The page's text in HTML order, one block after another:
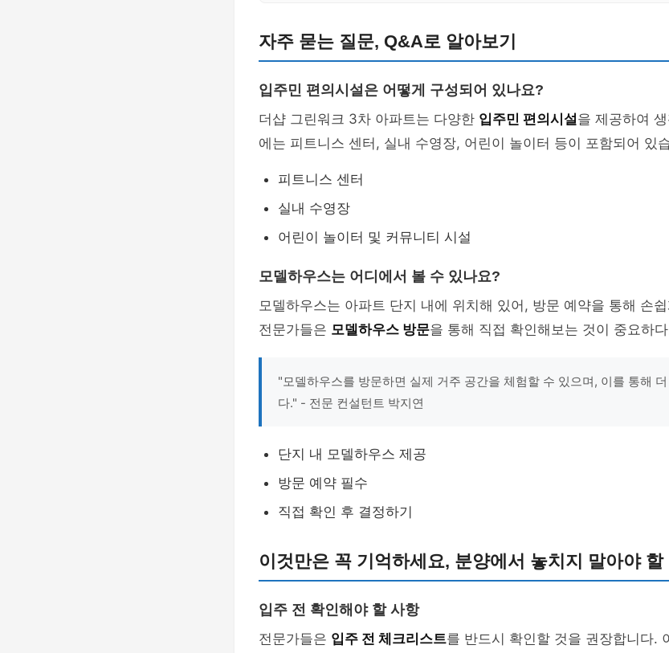
자주 묻는 질문, Q&A로 알아보기
입주민 편의시설은 어떻게 구성되어 있나요?
더샵 그린워크 3차 아파트는 다양한 입주민 편의시설을 제공하여
에는 피트니스 센터, 실내 수영장, 어린이 놀이터 등이 포함되어 있
피트니스 센터
실내 수영장
어린이 놀이터 및 커뮤니티 시설
모델하우스는 어디에서 볼 수 있나요?
모델하우스는 아파트 단지 내에 위치해 있어, 방문 예약을 통해 손
전문가들은 모델하우스 방문을 통해 직접 확인해보는 것이 중요하
"모델하우스를 방문하면 실제 거주 공간을 체험할 수 있으며, 이를 통해
다." - 전문 컨설턴트 박지연
단지 내 모델하우스 제공
방문 예약 필수
직접 확인 후 결정하기
이것만은 꼭 기억하세요, 분양에서 놓치지 말아야 할
입주 전 확인해야 할 사항
전문가들은 입주 전 체크리스트를 반드시 확인할 것을 권장합니다.